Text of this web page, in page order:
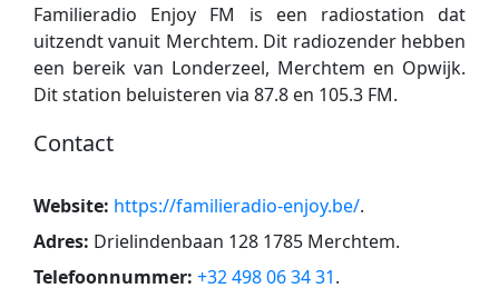
Familieradio Enjoy FM is een radiostation dat
uitzendt vanuit Merchtem. Dit radiozender hebben
een bereik van Londerzeel, Merchtem en Opwijk.
Dit station beluisteren via 87.8 en 105.3 FM.
Contact
Website: https://familieradio-enjoy.be/.
Adres: Drielindenbaan 128 1785 Merchtem.
Telefoonnummer: +32 498 06 34 31.